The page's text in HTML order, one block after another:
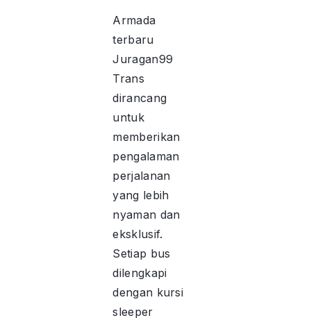
Armada
terbaru
Juragan99
Trans
dirancang
untuk
memberikan
pengalaman
perjalanan
yang lebih
nyaman dan
eksklusif.
Setiap bus
dilengkapi
dengan kursi
sleeper